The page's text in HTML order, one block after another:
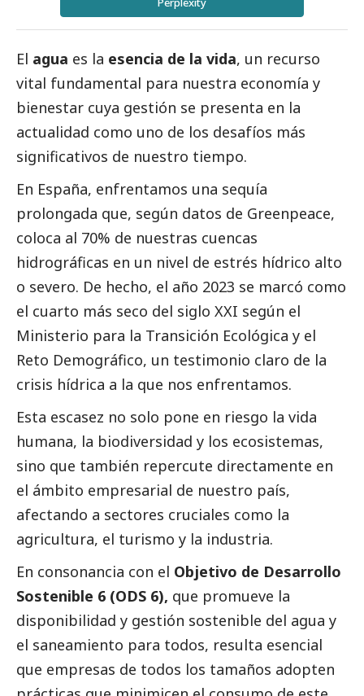
El agua es la esencia de la vida, un recurso
vital fundamental para nuestra economía y
bienestar cuya gestión se presenta en la
actualidad como uno de los desafíos más
significativos de nuestro tiempo.
En España, enfrentamos una sequía
prolongada que, según datos de Greenpeace,
coloca al 70% de nuestras cuencas
hidrográficas en un nivel de estrés hídrico alto
o severo. De hecho, el año 2023 se marcó como
el cuarto más seco del siglo XXI según el
Ministerio para la Transición Ecológica y el
Reto Demográfico, un testimonio claro de la
crisis hídrica a la que nos enfrentamos.
Esta escasez no solo pone en riesgo la vida
humana, la biodiversidad y los ecosistemas,
sino que también repercute directamente en
el ámbito empresarial de nuestro país,
afectando a sectores cruciales como la
agricultura, el turismo y la industria.
En consonancia con el Objetivo de Desarrollo
Sostenible 6 (ODS 6), que promueve la
disponibilidad y gestión sostenible del agua y
el saneamiento para todos, resulta esencial
que empresas de todos los tamaños adopten